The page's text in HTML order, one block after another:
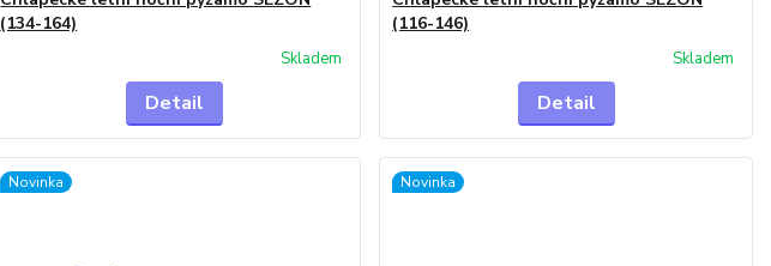
(134-164)
Skladem
Detail
(116-146)
Skladem
Detail
Novinka Novinka